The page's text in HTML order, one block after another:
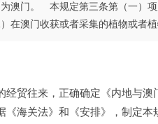
为澳门。 本规定第三条第（一
澳门收获或者采集的植物或者植
贸往来，正确确定《内地与澳
《海关法》和《安排》，制定